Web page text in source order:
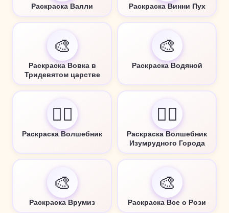
Раскраска Валли Раскраска Винни Пух
🎨
Раскраска Вовка в
Тридевятом царстве
🎨
Раскраска Водяной
🧙‍♂️
Раскраска Волшебник
🧙‍♂️
Раскраска Волшебник
Изумрудного Города
🎨
Раскраска Врумиз
🎨
Раскраска Все о Рози